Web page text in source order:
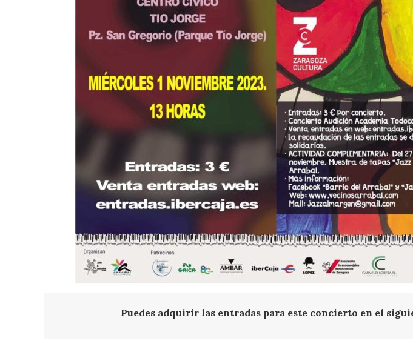
Puedes adquirir las entradas para este concierto en el